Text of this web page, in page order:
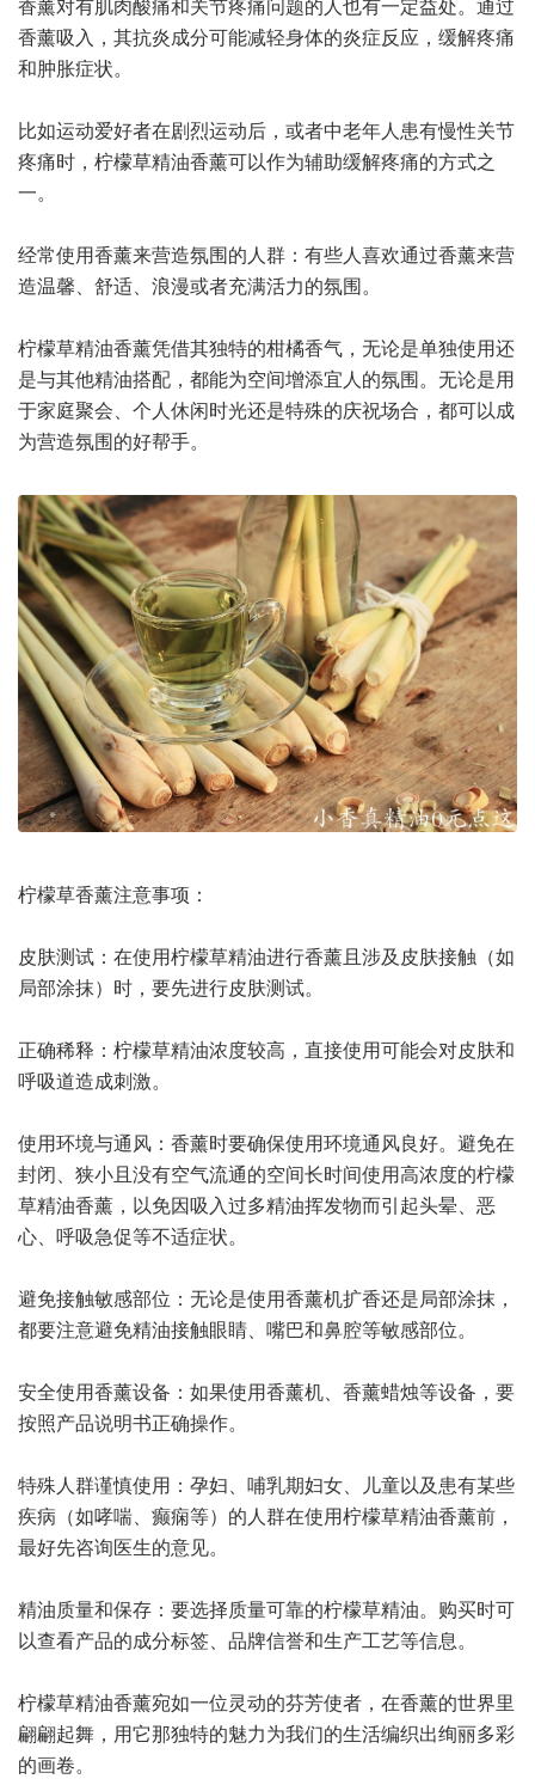
香薰吸入，其抗炎成分可能减轻身体的炎症反应，缓解疼痛
和肿胀症状。
比如运动爱好者在剧烈运动后，或者中老年人患有慢性关节
疼痛时，柠檬草精油香薰可以作为辅助缓解疼痛的方式之
一。
经常使用香薰来营造氛围的人群：有些人喜欢通过香薰来营
造温馨、舒适、浪漫或者充满活力的氛围。
柠檬草精油香薰凭借其独特的柑橘香气，无论是单独使用还
是与其他精油搭配，都能为空间增添宜人的氛围。无论是用
于家庭聚会、个人休闲时光还是特殊的庆祝场合，都可以成
为营造氛围的好帮手。
柠檬草香薰注意事项：
皮肤测试：在使用柠檬草精油进行香薰且涉及皮肤接触（如
局部涂抹）时，要先进行皮肤测试。
正确稀释：柠檬草精油浓度较高，直接使用可能会对皮肤和
呼吸道造成刺激。
使用环境与通风：香薰时要确保使用环境通风良好。避免在
封闭、狭小且没有空气流通的空间长时间使用高浓度的柠檬
草精油香薰，以免因吸入过多精油挥发物而引起头晕、恶
心、呼吸急促等不适症状。
避免接触敏感部位：无论是使用香薰机扩香还是局部涂抹，
都要注意避免精油接触眼睛、嘴巴和鼻腔等敏感部位。
安全使用香薰设备：如果使用香薰机、香薰蜡烛等设备，要
按照产品说明书正确操作。
特殊人群谨慎使用：孕妇、哺乳期妇女、儿童以及患有某些
疾病（如哮喘、癫痫等）的人群在使用柠檬草精油香薰前，
最好先咨询医生的意见。
精油质量和保存：要选择质量可靠的柠檬草精油。购买时可
以查看产品的成分标签、品牌信誉和生产工艺等信息。
柠檬草精油香薰宛如一位灵动的芬芳使者，在香薰的世界里
翩翩起舞，用它那独特的魅力为我们的生活编织出绚丽多彩
的画卷。